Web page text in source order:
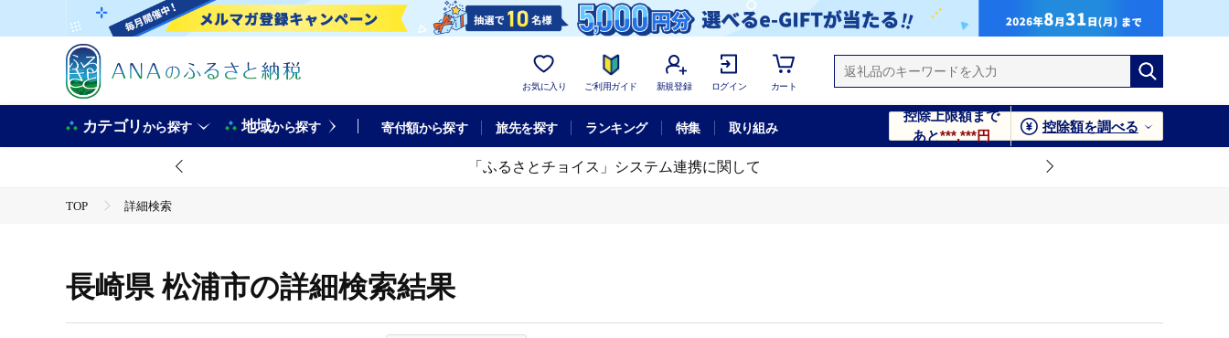
お気に入り ご利用ガイド 新規登録 ログイン カート
カテゴリから探す 地域から探す 寄付額から探す 旅先を探す ランキング 特集 取り組み
控除上限額まで
あと***,***円
控除額を調べる
「ふるさとチョイス」システム連携に関して
TOP 詳細検索
長崎県 松浦市の詳細検索結果